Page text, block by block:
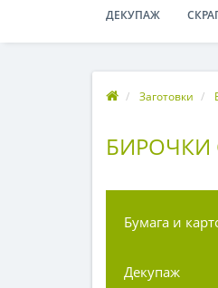
ДЕКУПАЖ
Заготовки
Бумага и
Декупаж